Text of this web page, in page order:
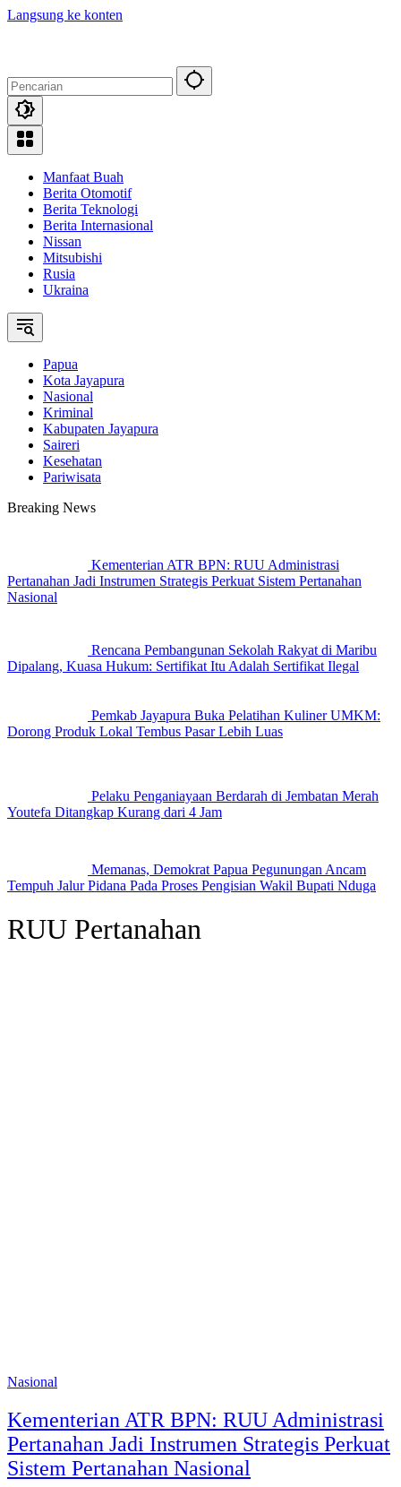
Langsung ke konten
Manfaat Buah
Berita Otomotif
Berita Teknologi
Berita Internasional
Nissan
Mitsubishi
Rusia
Ukraina
Papua
Kota Jayapura
Nasional
Kriminal
Kabupaten Jayapura
Saireri
Kesehatan
Pariwisata
Breaking News
Kementerian ATR BPN: RUU Administrasi
Pertanahan Jadi Instrumen Strategis Perkuat Sistem Pertanahan
Nasional
Rencana Pembangunan Sekolah Rakyat di Maribu
Dipalang, Kuasa Hukum: Sertifikat Itu Adalah Sertifikat Ilegal
Pemkab Jayapura Buka Pelatihan Kuliner UMKM:
Dorong Produk Lokal Tembus Pasar Lebih Luas
Pelaku Penganiayaan Berdarah di Jembatan Merah
Youtefa Ditangkap Kurang dari 4 Jam
Memanas, Demokrat Papua Pegunungan Ancam
Tempuh Jalur Pidana Pada Proses Pengisian Wakil Bupati Nduga
RUU Pertanahan
Nasional
Kementerian ATR BPN: RUU Administrasi
Pertanahan Jadi Instrumen Strategis Perkuat
Sistem Pertanahan Nasional